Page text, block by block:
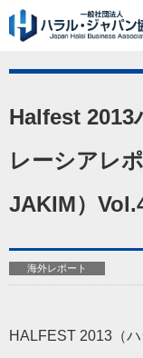
Halfest
レーシアレ
JAKIM）
海外レポート
HALFEST 2013（